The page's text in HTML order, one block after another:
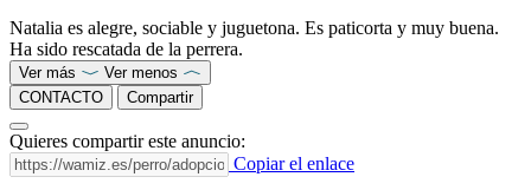
Natalia es alegre, sociable y juguetona. Es paticorta y muy buena.
Ha sido rescatada de la perrera.
Ver más
Ver menos
CONTACTO
Compartir
Quieres compartir este anuncio:
Copiar el enlace